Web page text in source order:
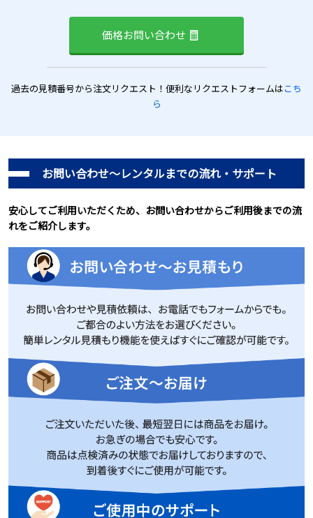
価格お問い合わせ
過去の見積番号から注文リクエスト！便利なリクエストフォームはこち
ら
お問い合わせ～レンタルまでの流れ・サポート
安心してご利用いただくため、お問い合わせからご利用後までの流
れをご紹介します。